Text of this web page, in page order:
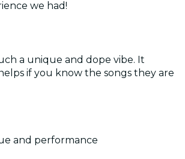
we had!
a unique and dope vibe. It
if you know the songs they are
and performance